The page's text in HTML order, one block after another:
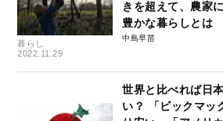
暮らし
2022.11.29
きを超えて、農家
豊かな暮らしとは
中島早苗
世界と比べれば日
い？ 「ビックマッ